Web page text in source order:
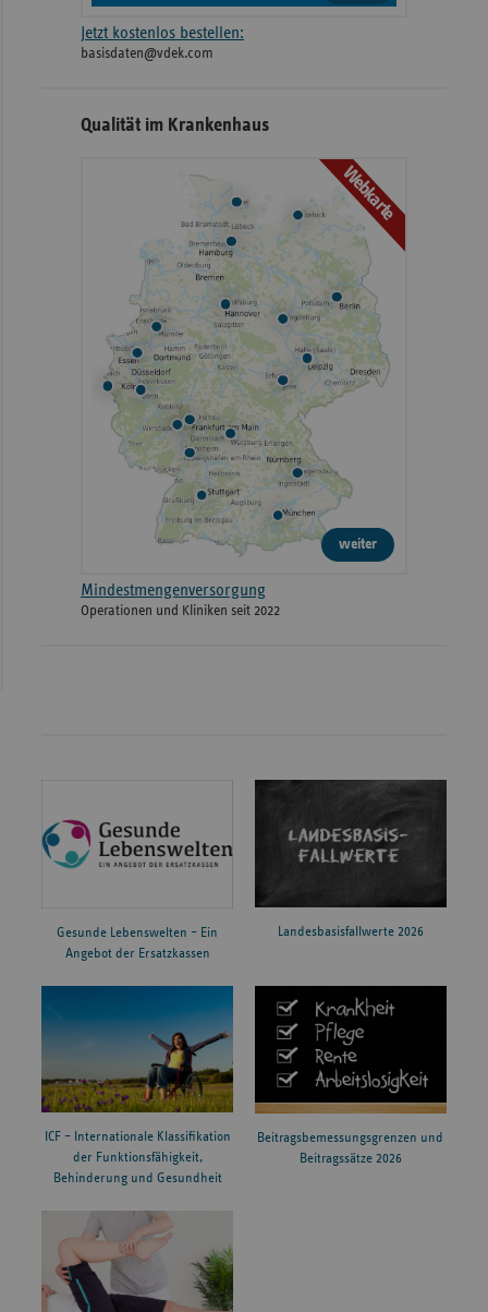
Jetzt kostenlos bestellen:
basisdaten@vdek.com
Qualität im Krankenhaus
Webkarte
weiter
Mindestmengenversorgung
Operationen und Kliniken seit 2022
Gesunde Lebenswelten – Ein
Angebot der Ersatzkassen
Landesbasisfallwerte 2026
ICF – Internationale Klassifikation
der Funktionsfähigkeit,
Behinderung und Gesundheit
Beitragsbemessungsgrenzen und
Beitragssätze 2026